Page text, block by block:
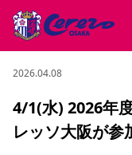
試合・チーム
試合について
観戦する
2026.04.08
4/1(水) 2026年
レッソ大阪が参